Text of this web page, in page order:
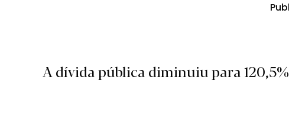
A dívida pública diminuiu para